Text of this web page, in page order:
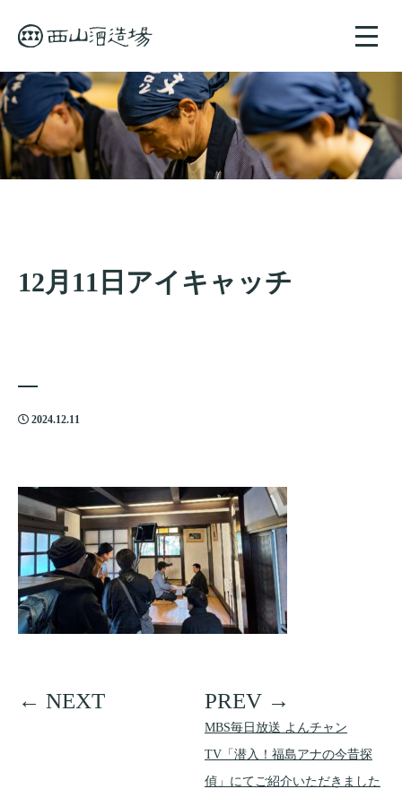
toggle
12月11日アイキャッチ
2024.12.11
MBS毎日放送 よんチャン
TV「潜入！福島アナの今昔探
偵」にてご紹介いただきました